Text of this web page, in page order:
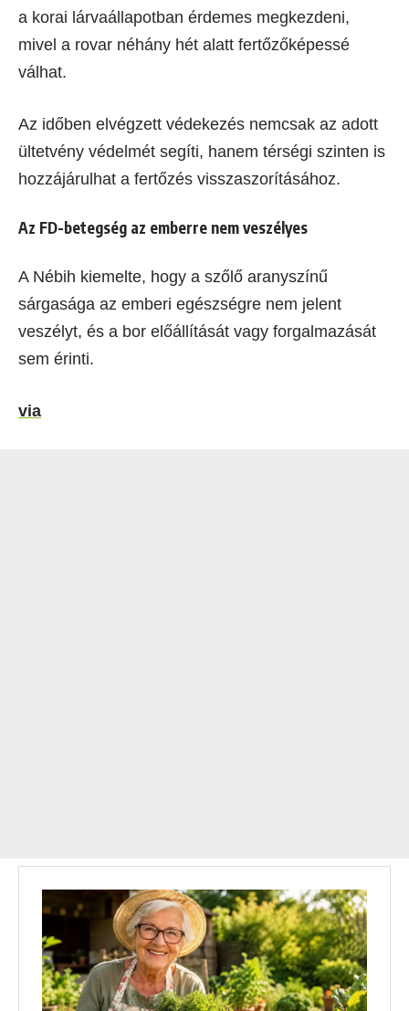
a korai lárvaállapotban érdemes megkezdeni,
mivel a rovar néhány hét alatt fertőzőképessé
válhat.
Az időben elvégzett védekezés nemcsak az adott
ültetvény védelmét segíti, hanem térségi szinten is
hozzájárulhat a fertőzés visszaszorításához.
Az FD-betegség az emberre nem veszélyes
A Nébih kiemelte, hogy a szőlő aranyszínű
sárgasága az emberi egészségre nem jelent
veszélyt, és a bor előállítását vagy forgalmazását
sem érinti.
via